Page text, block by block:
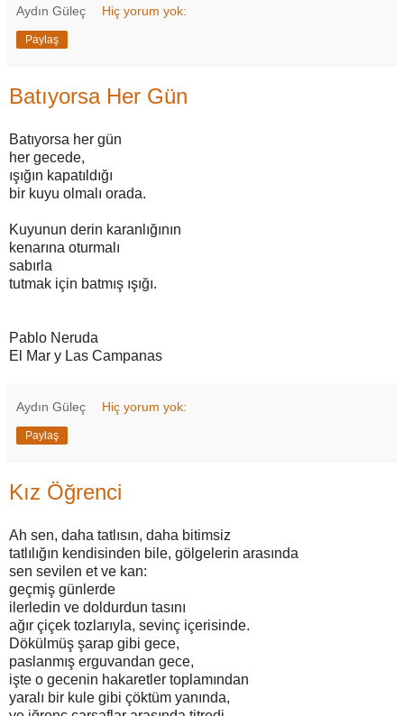
Aydın Güleç Hiç yorum yok:
Paylaş
Batıyorsa Her Gün
Batıyorsa her gün
her gecede,
ışığın kapatıldığı
bir kuyu olmalı orada.
Kuyunun derin karanlığının
kenarına oturmalı
sabırla
tutmak için batmış ışığı.
Pablo Neruda
El Mar y Las Campanas
Aydın Güleç Hiç yorum yok:
Paylaş
Kız Öğrenci
Ah sen, daha tatlısın, daha bitimsiz
tatlılığın kendisinden bile, gölgelerin arasında
sen sevilen et ve kan:
geçmiş günlerde
ilerledin ve doldurdun tasını
ağır çiçek tozlarıyla, sevinç içerisinde.
Dökülmüş şarap gibi gece,
paslanmış erguvandan gece,
işte o gecenin hakaretler toplamından
yaralı bir kule gibi çöktüm yanında,